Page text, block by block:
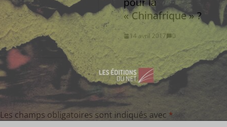
« Chinafrique » ?
14 avril 2017 0
Les champs obligatoires sont indiqués avec *